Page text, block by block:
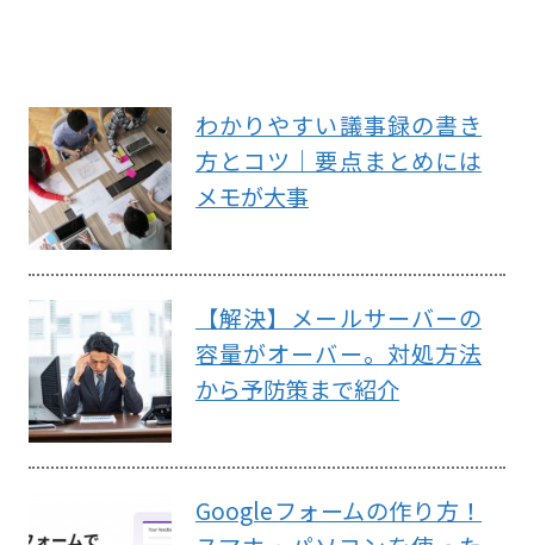
わかりやすい議事録の書き
方とコツ｜要点まとめには
メモが大事
【解決】メールサーバーの
容量がオーバー。対処方法
から予防策まで紹介
Googleフォームの作り方！